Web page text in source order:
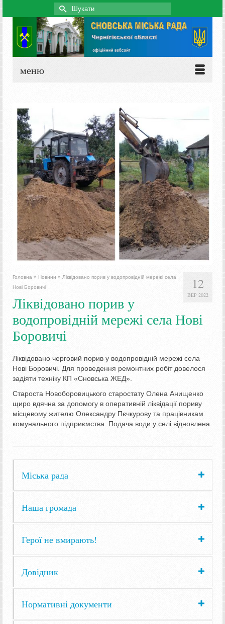
Search
for:
меню
12
ВЕР 2022
Головна » Новини » Ліквідовано порив у водопровідній мережі села
Нові Боровичі
Ліквідовано порив у
водопровідній мережі села Нові
Боровичі
Ліквідовано черговий порив у водопровідній мережі села
Нові Боровичі. Для проведення ремонтних робіт довелося
задіяти техніку КП «Сновська ЖЕД».
Староста Новоборовицького старостату Олена Анищенко
щиро вдячна за допомогу в оперативній ліквідації пориву
місцевому жителю Олександру Пєчкурову та працівникам
комунального підприємства. Подача води у селі відновлена.
Міська рада
Наша громада
Герої не вмирають!
Довідник
Нормативні документи